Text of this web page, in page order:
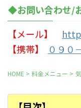
◆お問い合わせ/
【メール】
【携帯】
０９０
HOME > 料金メニュー >